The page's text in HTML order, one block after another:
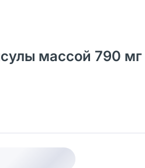
массой 790